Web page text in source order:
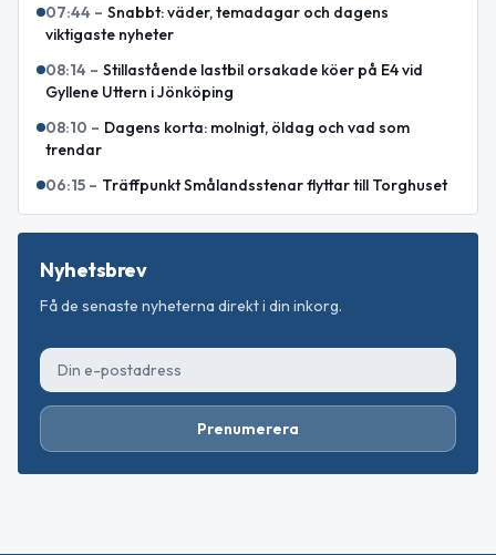
07:44 – Snabbt: väder, temadagar och dagens
viktigaste nyheter
08:14 – Stillastående lastbil orsakade köer på E4 vid
Gyllene Uttern i Jönköping
08:10 – Dagens korta: molnigt, öldag och vad som
trendar
06:15 – Träffpunkt Smålandsstenar flyttar till Torghuset
Nyhetsbrev
Få de senaste nyheterna direkt i din inkorg.
Prenumerera